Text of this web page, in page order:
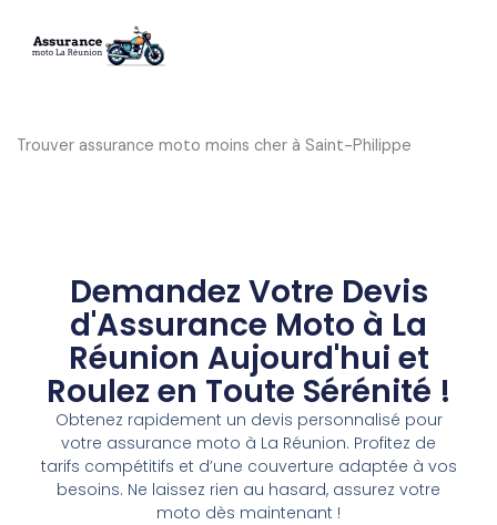
Trouver assurance moto moins cher à Saint-Philippe
Demandez Votre Devis
d'Assurance Moto à La
Réunion Aujourd'hui et
Roulez en Toute Sérénité !
Obtenez rapidement un devis personnalisé pour
votre assurance moto à La Réunion. Profitez de
tarifs compétitifs et d’une couverture adaptée à vos
besoins. Ne laissez rien au hasard, assurez votre
moto dès maintenant !